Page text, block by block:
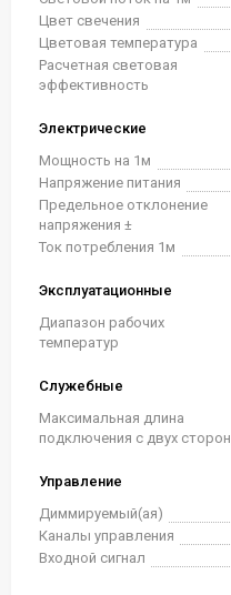
Цвет свечения
Цветовая температура
Расчетная световая
эффективность
Электрические
Мощность на 1м
Напряжение питания
Предельное отклонение
напряжения ±
Ток потребления 1м
Эксплуатационные
Диапазон рабочих
температур
Служебные
Максимальная длина
подключения с двух сторон
Управление
Диммируемый(ая)
Каналы управления
Входной сигнал